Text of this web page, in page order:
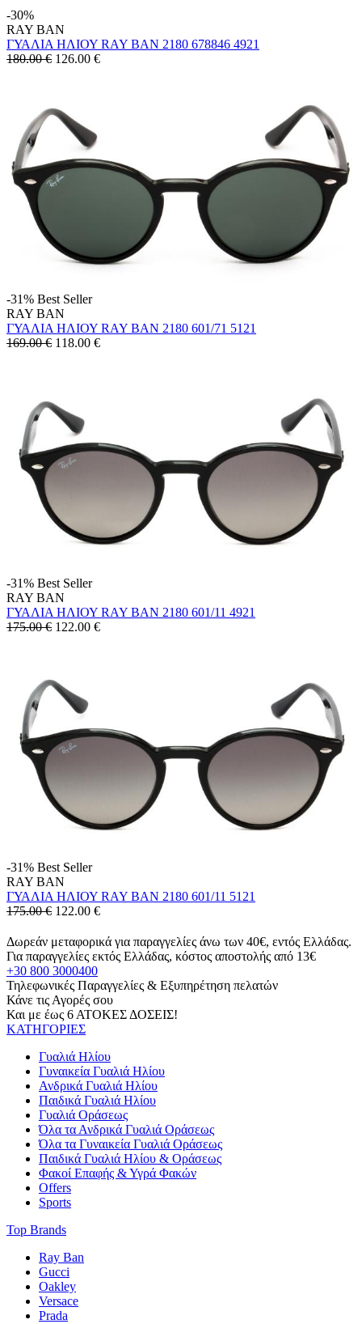
-30%
RAY BAN
ΓΥΑΛΙΑ ΗΛΙΟΥ RAY BAN 2180 678846 4921
180.00 € 126.00 €
-31% Best Seller
RAY BAN
ΓΥΑΛΙΑ ΗΛΙΟΥ RAY BAN 2180 601/71 5121
169.00 € 118.00 €
-31% Best Seller
RAY BAN
ΓΥΑΛΙΑ ΗΛΙΟΥ RAY BAN 2180 601/11 4921
175.00 € 122.00 €
-31% Best Seller
RAY BAN
ΓΥΑΛΙΑ ΗΛΙΟΥ RAY BAN 2180 601/11 5121
175.00 € 122.00 €
Δωρεάν μεταφορικά για παραγγελίες άνω των 40€, εντός Ελλάδας.
Για παραγγελίες εκτός Ελλάδας, κόστος αποστολής από 13€
+30 800 3000400
Τηλεφωνικές Παραγγελίες & Εξυπηρέτηση πελατών
Κάνε τις Αγορές σου
Και με έως 6 ΑΤΟΚΕΣ ΔΟΣΕΙΣ!
ΚΑΤΗΓΟΡΙΕΣ
Γυαλιά Ηλίου
Γυναικεία Γυαλιά Ηλίου
Ανδρικά Γυαλιά Ηλίου
Παιδικά Γυαλιά Ηλίου
Γυαλιά Οράσεως
Όλα τα Ανδρικά Γυαλιά Οράσεως
Όλα τα Γυναικεία Γυαλιά Οράσεως
Παιδικά Γυαλιά Ηλίου & Οράσεως
Φακοί Επαφής & Υγρά Φακών
Offers
Sports
Top Brands
Ray Ban
Gucci
Oakley
Versace
Prada